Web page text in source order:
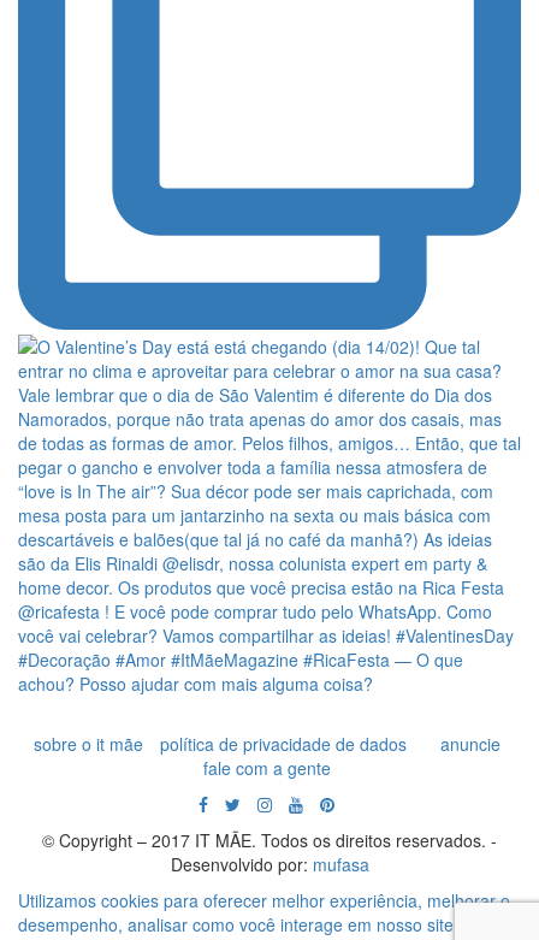
sobre o it mãe política de privacidade de dados
anuncie
fale com a gente
© Copyright – 2017 IT MÃE. Todos os direitos reservados. -
Desenvolvido por: mufasa
Utilizamos cookies para oferecer melhor experiência, melhorar o
desempenho, analisar como você interage em nosso site e